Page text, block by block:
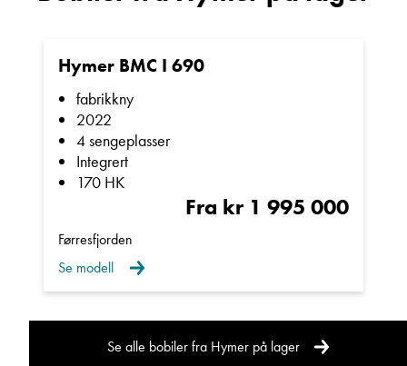
E-post
Telefon/Mobil
Spørsmål / beskjed
Hymer BMC I 690
fabrikkny
2022
4 sengeplasser
Integrert
170 HK
Fra kr 1 995 000
Førresfjorden
Se modell
Se alle bobiler fra Hymer på lager